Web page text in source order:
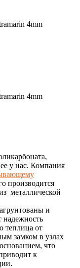
4mm
4mm
у нас. Компания
производится
металлической
и
надежность
теплица от
замком в узлах
что
к